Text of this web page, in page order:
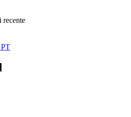
recente